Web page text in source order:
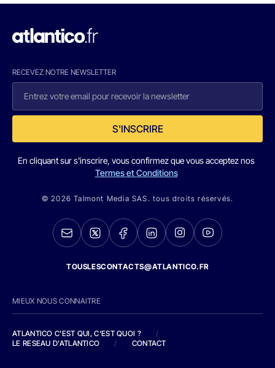
RECEVEZ NOTRE NEWSLETTER
S'INSCRIRE
En cliquant sur s'inscrire, vous confirmez que vous acceptez nos
Termes et Conditions
© 2026 Talmont Media SAS. tous droits réservés.
TOUSLESCONTACTS@ATLANTICO.FR
MIEUX NOUS CONNAITRE
ATLANTICO C'EST QUI, C'EST QUOI ?
/
LE RESEAU D'ATLANTICO
/ CONTACT